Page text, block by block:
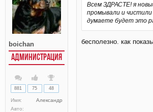
boichan
АДМИНИСТРАЦИЯ
881 75 48
Имя:
Александр
Авто:
Всем ЗДРАСТЕ! я
промывали и
думаете будет это
бесполезно. как